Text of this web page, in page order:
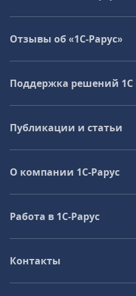
Отзывы об «1С-Рарус»
Поддержка решений 1С
Публикации и статьи
О компании 1C-Рарус
Работа в 1С‑Рарус
Контакты